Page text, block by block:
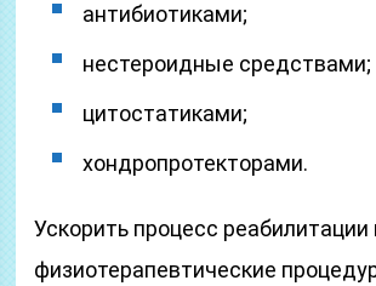
антибиотиками;
нестероидные средствами;
цитостатиками;
хондропротекторами.
Ускорить процесс
физиотерапевтические